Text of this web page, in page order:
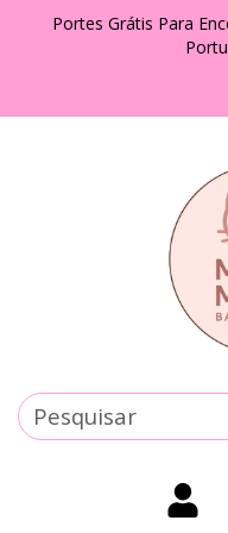
Portes Grátis Para